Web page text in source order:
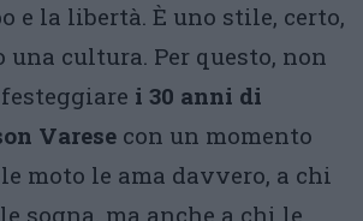
e la libertà. È uno stile, certo,
cultura. Per questo, non
i 30 anni di
Varese con un momento
moto le ama davvero, a chi
sogna, ma anche a chi le